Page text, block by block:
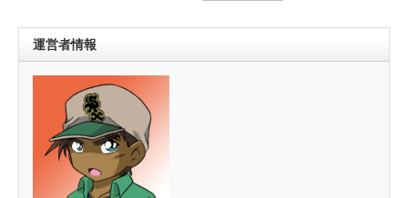
運営者情報